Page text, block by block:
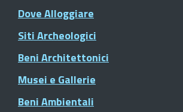
Dove Alloggiare
Siti Archeologici
Beni Architettonici
Musei e Gallerie
Beni Ambientali